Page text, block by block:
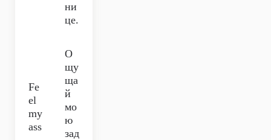
ни
це.
Fe
el
my
ass
О
щу
ща
й
мо
ю
зад